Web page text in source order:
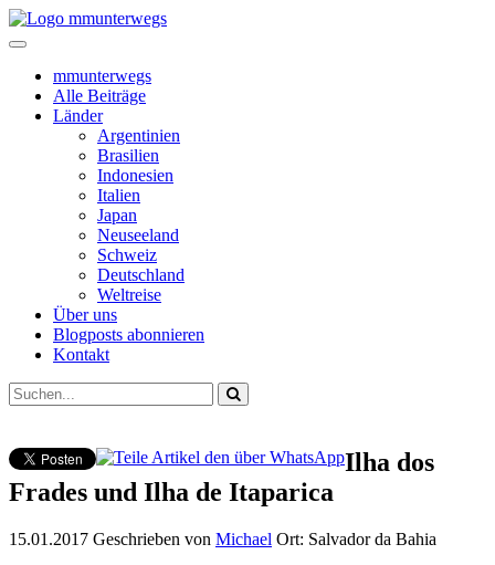
mmunterwegs
Alle Beiträge
Länder
Argentinien
Brasilien
Indonesien
Italien
Japan
Neuseeland
Schweiz
Deutschland
Weltreise
Über uns
Blogposts abonnieren
Kontakt
Ilha dos
Frades und Ilha de Itaparica
15.01.2017 Geschrieben von Michael Ort: Salvador da Bahia